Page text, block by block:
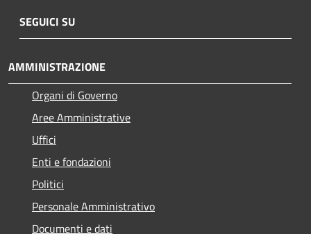
SEGUICI SU
AMMINISTRAZIONE
Organi di Governo
Aree Amministrative
Uffici
Enti e fondazioni
Politici
Personale Amministrativo
Documenti e dati